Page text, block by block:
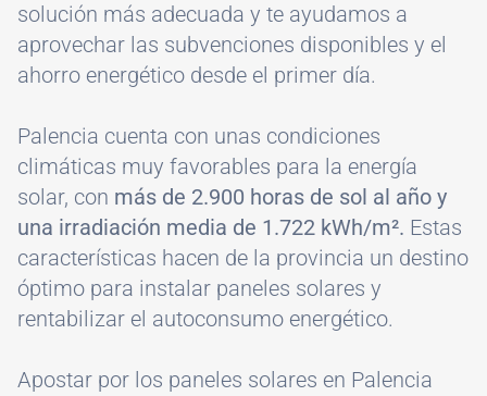
solución más adecuada y te ayudamos a
aprovechar las subvenciones disponibles y el
ahorro energético desde el primer día.
Palencia cuenta con unas condiciones
climáticas muy favorables para la energía
solar, con más de 2.900 horas de sol al año y
una irradiación media de 1.722 kWh/m². Estas
características hacen de la provincia un destino
óptimo para instalar paneles solares y
rentabilizar el autoconsumo energético.
Apostar por los paneles solares en Palencia